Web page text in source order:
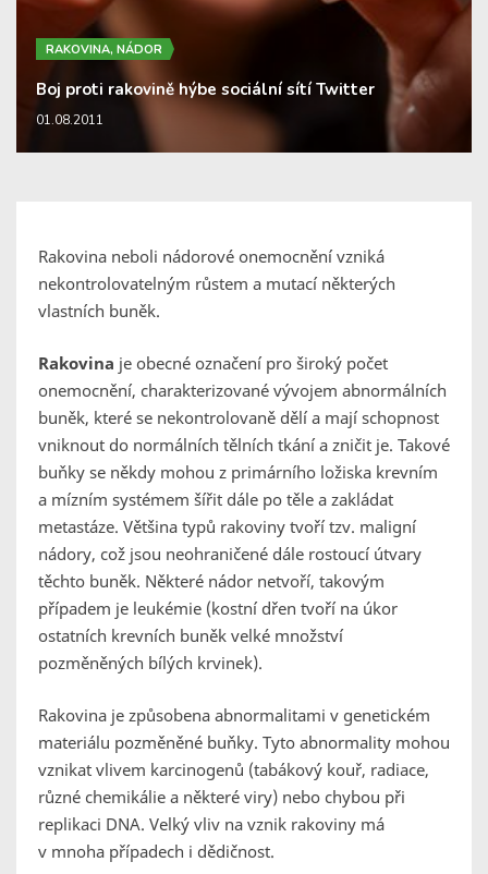
RAKOVINA, NÁDOR
Boj proti rakovině hýbe sociální sítí Twitter
01.08.2011
Rakovina neboli nádorové onemocnění vzniká
nekontrolovatelným růstem a mutací některých
vlastních buněk.
Rakovina je obecné označení pro široký počet
onemocnění, charakterizované vývojem abnormálních
buněk, které se nekontrolovaně dělí a mají schopnost
vniknout do normálních tělních tkání a zničit je. Takové
buňky se někdy mohou z primárního ložiska krevním
a mízním systémem šířit dále po těle a zakládat
metastáze. Většina typů rakoviny tvoří tzv. maligní
nádory, což jsou neohraničené dále rostoucí útvary
těchto buněk. Některé nádor netvoří, takovým
případem je leukémie (kostní dřen tvoří na úkor
ostatních krevních buněk velké množství
pozměněných bílých krvinek).
Rakovina je způsobena abnormalitami v genetickém
materiálu pozměněné buňky. Tyto abnormality mohou
vznikat vlivem karcinogenů (tabákový kouř, radiace,
různé chemikálie a některé viry) nebo chybou při
replikaci DNA. Velký vliv na vznik rakoviny má
v mnoha případech i dědičnost.